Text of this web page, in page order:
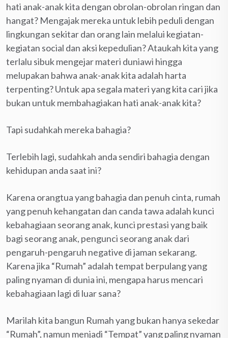
hati anak-anak kita dengan obrolan-obrolan ringan dan
hangat? Mengajak mereka untuk lebih peduli dengan
lingkungan sekitar dan orang lain melalui kegiatan-
kegiatan social dan aksi kepedulian? Ataukah kita yang
terlalu sibuk mengejar materi duniawi hingga
melupakan bahwa anak-anak kita adalah harta
terpenting? Untuk apa segala materi yang kita cari jika
bukan untuk membahagiakan hati anak-anak kita?
Tapi sudahkah mereka bahagia?
Terlebih lagi, sudahkah anda sendiri bahagia dengan
kehidupan anda saat ini?
Karena orangtua yang bahagia dan penuh cinta, rumah
yang penuh kehangatan dan canda tawa adalah kunci
kebahagiaan seorang anak, kunci prestasi yang baik
bagi seorang anak, pengunci seorang anak dari
pengaruh-pengaruh negative di jaman sekarang.
Karena jika “Rumah” adalah tempat berpulang yang
paling nyaman di dunia ini, mengapa harus mencari
kebahagiaan lagi di luar sana?
Marilah kita bangun Rumah yang bukan hanya sekedar
“Rumah”, namun menjadi “Tempat” yang paling nyaman